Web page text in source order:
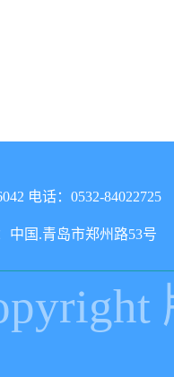
电话：0532-84022725
中国.青岛市郑州路53号